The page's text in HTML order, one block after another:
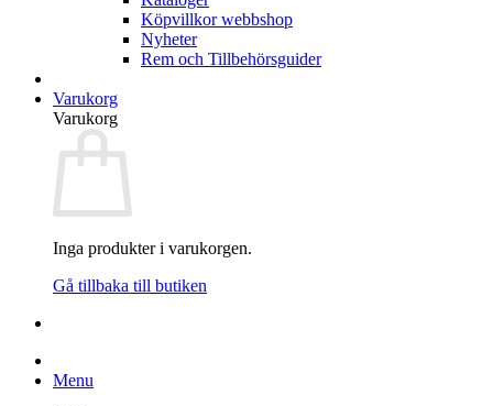
Köpvillkor webbshop
Nyheter
Rem och Tillbehörsguider
Varukorg
Varukorg
Inga produkter i varukorgen.
Gå tillbaka till butiken
Menu